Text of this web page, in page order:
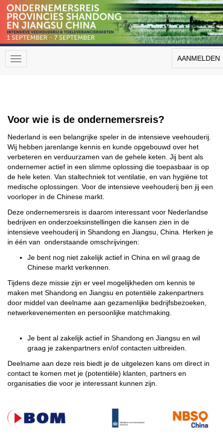
AANMELDEN
Voor wie is de ondernemersreis?
Nederland is een belangrijke speler in de intensieve veehouderij.
Wij hebben jarenlange kennis en kunde opgebouwd over het
verbeteren en verduurzamen van de gehele keten. Jij bent als
ondernemer actief in een slimme oplossing die toepasbaar is op
de hele keten. Van staltechniek tot ventilatie, en van hygiëne tot
medische oplossingen. Voor de intensieve veehouderij ben jij een
voorloper in de Chinese markt.
Deze ondernemersreis is daarom interessant voor Nederlandse
bedrijven en onderzoeksinstellingen die kansen zien in de
intensieve veehouderij in Shandong en Jiangsu, China. Herken je
in één van onderstaande omschrijvingen:
Je bent nog niet zakelijk actief in China en wil graag de
Chinese markt verkennen.
Tijdens deze missie zijn er veel mogelijkheden om kennis te
maken met Shandong en Jiangsu en potentiële zakenpartners
door middel van deelname aan gezamenlijke bedrijfsbezoeken,
netwerkevenementen en persoonlijke matchmaking.
Je bent al zakelijk actief in Shandong en Jiangsu en wil
graag je zakenpartners en/of contacten uitbreiden.
Deelname aan deze reis biedt je de uitgelezen kans om direct in
contact te komen met je (potentiële) klanten, partners en
organisaties die voor je interessant kunnen zijn.